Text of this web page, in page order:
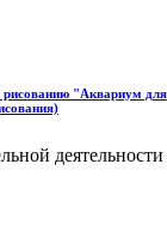
"Аквариум